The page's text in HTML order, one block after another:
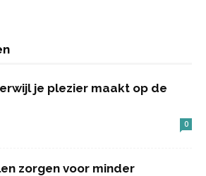
je plezier maakt op de
0
zorgen voor minder